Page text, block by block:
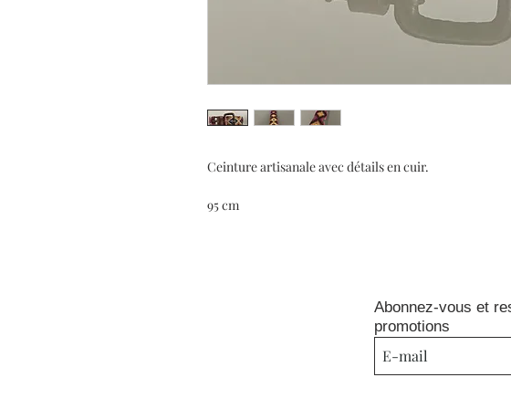
Ceinture artisanale avec détails en cuir.
95 cm
Abonnez-vous et
promotions